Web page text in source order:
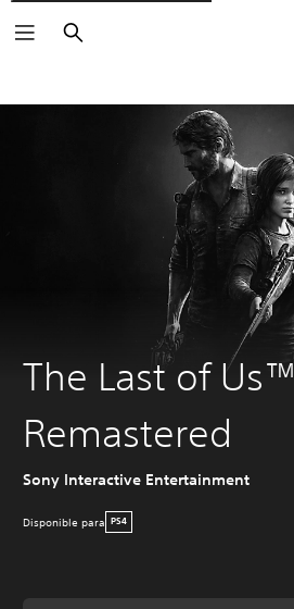
Buscar
The Last of Us™
Remastered
Sony Interactive Entertainment
Disponible para PS4